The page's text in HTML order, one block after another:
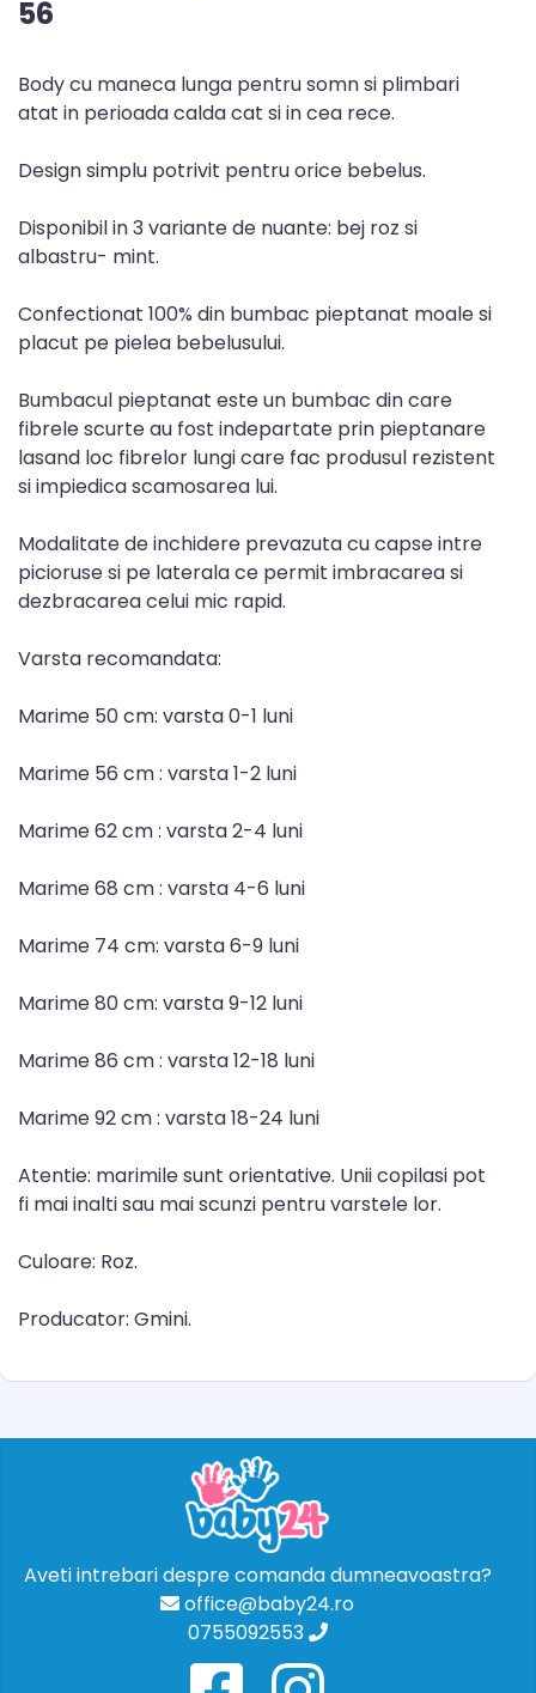
56
Body cu maneca lunga pentru somn si plimbari
atat in perioada calda cat si in cea rece.
Design simplu potrivit pentru orice bebelus.
Disponibil in 3 variante de nuante: bej roz si
albastru- mint.
Confectionat 100% din bumbac pieptanat moale si
placut pe pielea bebelusului.
Bumbacul pieptanat este un bumbac din care
fibrele scurte au fost indepartate prin pieptanare
lasand loc fibrelor lungi care fac produsul rezistent
si impiedica scamosarea lui.
Modalitate de inchidere prevazuta cu capse intre
picioruse si pe laterala ce permit imbracarea si
dezbracarea celui mic rapid.
Varsta recomandata:
Marime 50 cm: varsta 0-1 luni
Marime 56 cm : varsta 1-2 luni
Marime 62 cm : varsta 2-4 luni
Marime 68 cm : varsta 4-6 luni
Marime 74 cm: varsta 6-9 luni
Marime 80 cm: varsta 9-12 luni
Marime 86 cm : varsta 12-18 luni
Marime 92 cm : varsta 18-24 luni
Atentie: marimile sunt orientative. Unii copilasi pot
fi mai inalti sau mai scunzi pentru varstele lor.
Culoare: Roz.
Producator: Gmini.
Aveti intrebari despre comanda dumneavoastra?
office@baby24.ro
0755092553